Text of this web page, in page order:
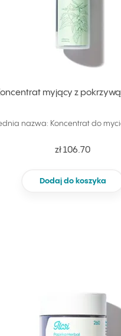
myjący z pokrzywą
nazwa: Koncentrat do
zł 106.70
Dodaj do koszyka